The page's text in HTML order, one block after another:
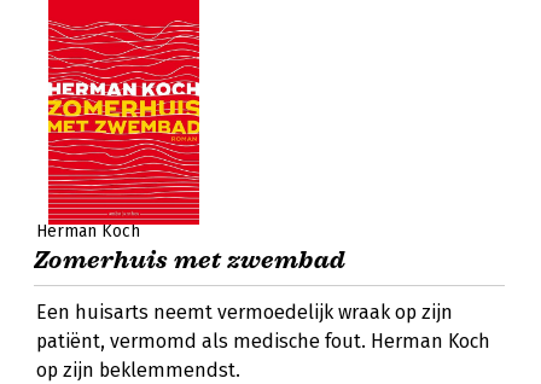
Herman Koch
Zomerhuis met zwembad
Een huisarts neemt vermoedelijk wraak op zijn
patiënt, vermomd als medische fout. Herman Koch
op zijn beklemmendst.